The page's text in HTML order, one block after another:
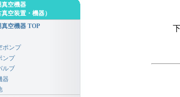
真空機器
真空装置・機器）
空機器 TOP
ポンプ
ンプ
ルブ
器